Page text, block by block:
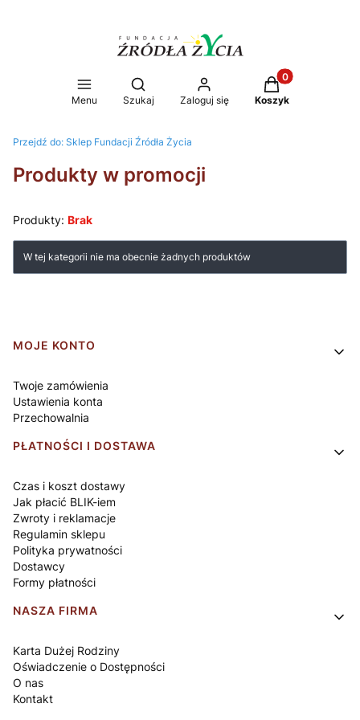
Menu
Otwórz wyszukiwarkę
Szukaj Zaloguj się
Produkty w
Koszyk
Przejdź do: Sklep Fundacji Źródła Życia
Produkty w promocji
Produkty: Brak
Lista produktów
W tej kategorii nie ma obecnie żadnych produktów
Linki w stopce
MOJE KONTO
Twoje zamówienia
Ustawienia konta
Przechowalnia
PŁATNOŚCI I DOSTAWA
Czas i koszt dostawy
Jak płacić BLIK-iem
Zwroty i reklamacje
Regulamin sklepu
Polityka prywatności
Dostawcy
Formy płatności
NASZA FIRMA
Karta Dużej Rodziny
Oświadczenie o Dostępności
O nas
Kontakt